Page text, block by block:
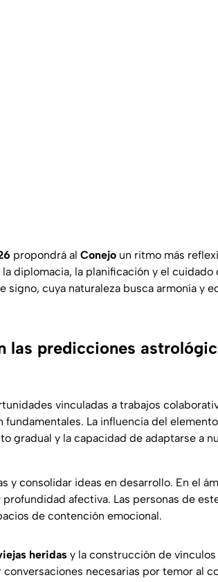
propondrá al Conejo un ritmo más
diplomacia, la planificación y el cuidado
signo, cuya naturaleza busca armonía y
las predicciones
vinculadas a trabajos
La influencia del elemento
gradual y la capacidad de adaptarse a
y consolidar ideas en desarrollo. En el
afectiva. Las personas de
de contención emocional.
heridas y la construcción de vínculos
necesarias por temor al